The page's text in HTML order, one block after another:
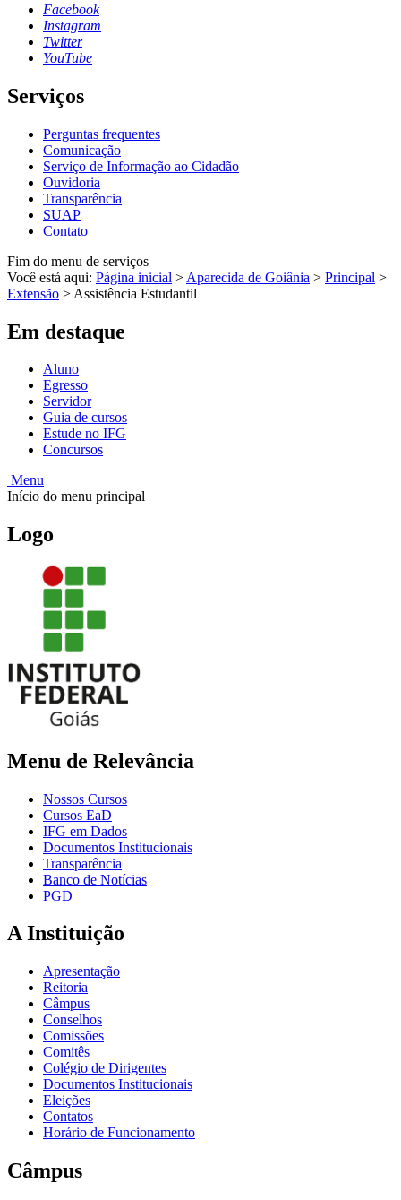
Facebook
Instagram
Twitter
YouTube
Serviços
Perguntas frequentes
Comunicação
Serviço de Informação ao Cidadão
Ouvidoria
Transparência
SUAP
Contato
Fim do menu de serviços
Você está aqui: Página inicial > Aparecida de Goiânia > Principal >
Extensão > Assistência Estudantil
Em destaque
Aluno
Egresso
Servidor
Guia de cursos
Estude no IFG
Concursos
Menu
Início do menu principal
Logo
Menu de Relevância
Nossos Cursos
Cursos EaD
IFG em Dados
Documentos Institucionais
Transparência
Banco de Notícias
PGD
A Instituição
Apresentação
Reitoria
Câmpus
Conselhos
Comissões
Comitês
Colégio de Dirigentes
Documentos Institucionais
Eleições
Contatos
Horário de Funcionamento
Câmpus